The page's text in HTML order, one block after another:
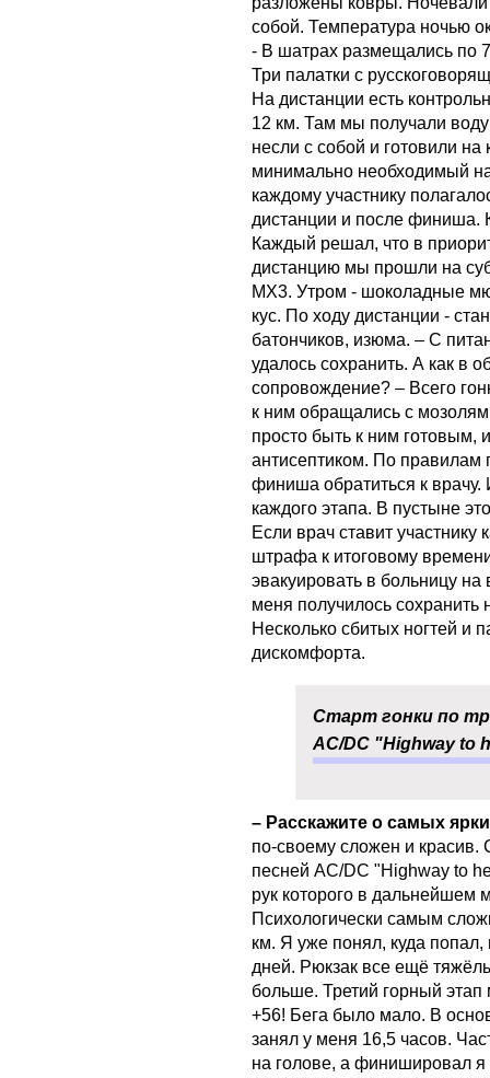
собой. Температура ночью
- В шатрах размещались по
Три палатки с
На дистанции есть
12 км. Там мы получали
несли с собой и готовили
минимально необходимый
каждому участнику
дистанции и после финиша.
Каждый решал, что в
дистанцию мы прошли на
МХ3. Утром - шоколадные
кус. По ходу дистанции -
батончиков, изюма. – С
удалось сохранить. А как в
сопровождение? – Всего
к ним обращались с
просто быть к ним готовым,
антисептиком. По правилам
финиша обратиться к
каждого этапа. В пустыне
Если врач ставит участнику
штрафа к итоговому
эвакуировать в больницу
меня получилось сохранить
Несколько сбитых ногтей и
дискомфорта.
Старт гонки по
AC/DC "Highway to
– Расскажите о самых
по-своему сложен и красив.
песней AC/DC "Highway to
рук которого в
Психологически самым
км. Я уже понял, куда
дней. Рюкзак все ещё
больше. Третий горный
+56! Бега было мало. В
занял у меня 16,5 часов.
на голове, а финишировал